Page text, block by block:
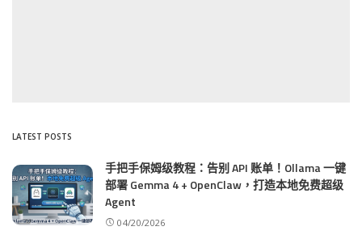
LATEST POSTS
手把手保姆级教程：告别 API 账单！Ollama 一键
部署 Gemma 4 + OpenClaw，打造本地免费超级
Agent
04/20/2026